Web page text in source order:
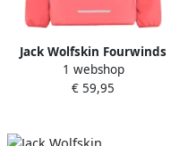
Jack Wolfskin Fourwinds
Jacket Kids Softshelljack
Kinderen 104 sunset coral
1 webshop
€ 59,95